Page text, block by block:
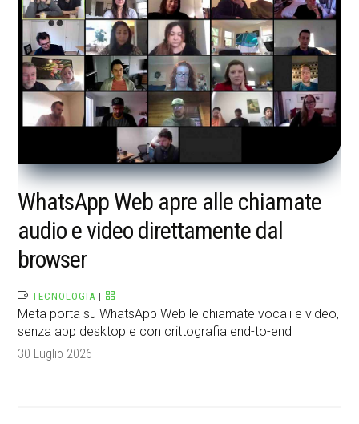
WhatsApp Web apre alle chiamate
audio e video direttamente dal
browser
TECNOLOGIA |
Meta porta su WhatsApp Web le chiamate vocali e video,
senza app desktop e con crittografia end-to-end
30 Luglio 2026